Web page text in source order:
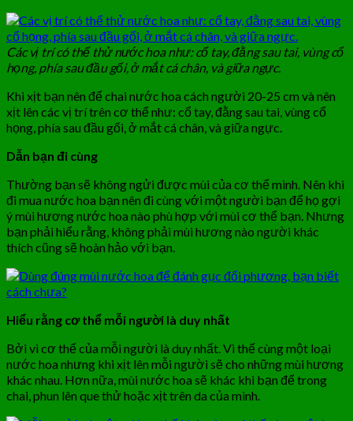
Các vị trí có thể thử nước hoa như: cổ tay, đằng sau tai, vùng cổ
họng, phía sau đầu gối, ở mắt cá chân, và giữa ngực.
Khi xịt bạn nên để chai nước hoa cách người 20-25 cm và nên
xịt lên các vị trí trên cơ thể như: cổ tay, đằng sau tai, vùng cổ
họng, phía sau đầu gối, ở mắt cá chân, và giữa ngực.
Dẫn bạn đi cùng
Thường bạn sẽ không ngửi được mùi của cơ thể mình. Nên khi
đi mua nước hoa bạn nên đi cùng với một người bạn để họ gợi
ý mùi hương nước hoa nào phù hợp với mùi cơ thể bạn. Nhưng
bạn phải hiểu rằng, không phải mùi hương nào người khác
thích cũng sẽ hoàn hảo với bạn.
Hiểu rằng cơ thể mỗi người là duy nhất
Bởi vì cơ thể của mỗi người là duy nhất. Vì thế cùng một loại
nước hoa nhưng khi xịt lên mỗi người sẽ cho những mùi hương
khác nhau. Hơn nữa, mùi nước hoa sẽ khác khi bạn để trong
chai, phun lên que thử hoặc xịt trên da của mình.